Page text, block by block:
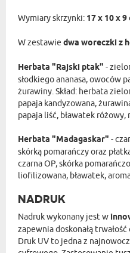
Wymiary skrzynki: 17 x 10 x 9
W zestawie dwa woreczki z
Herbata "Rajski ptak" -
słodkiego ananasa, owoców
żurawiny. Skład: herbata
papaja kandyzowana,
papaja liść, bławatek
Herbata "Madagaskar" -
skórką pomarańczy oraz
czarna OP, skórka
liofilizowana, bławatek,
NADRUK
Nadruk wykonany jest w
zapewnia doskonałą
Druk UV to jedna z